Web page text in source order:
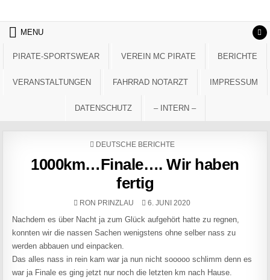
MENU
PIRATE-SPORTSWEAR VEREIN MC PIRATE BERICHTE
VERANSTALTUNGEN FAHRRAD NOTARZT IMPRESSUM
DATENSCHUTZ – INTERN –
POSTED IN
DEUTSCHE BERICHTE
1000km…Finale…. Wir haben
fertig
AUTHOR:
RON PRINZLAU PUBLISHED DATE:
6. JUNI 2020
Nachdem es über Nacht ja zum Glück aufgehört hatte zu regnen,
konnten wir die nassen Sachen wenigstens ohne selber nass zu
werden abbauen und einpacken.
Das alles nass in rein kam war ja nun nicht sooooo schlimm denn es
war ja Finale es ging jetzt nur noch die letzten km nach Hause.